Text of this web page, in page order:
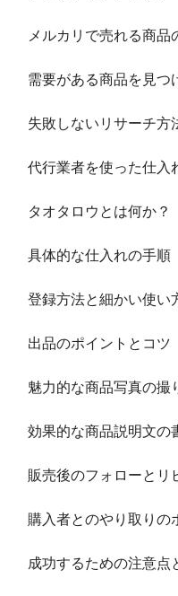
メルカリで売れる商品
需要がある商品を見つ
失敗しないリサーチ方
代行業者を使った仕入
タオタロウとは何か？
具体的な仕入れの手順
登録方法と細かい使い
出品のポイントとコツ
魅力的な商品写真の撮
効果的な商品説明文の
販売後のフォローとリ
購入者とのやり取りの
成功するための注意点